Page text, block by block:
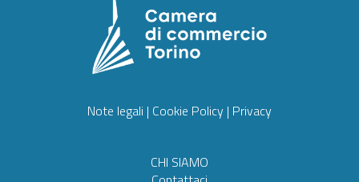
Note legali | Cookie Policy | Privacy
CHI SIAMO